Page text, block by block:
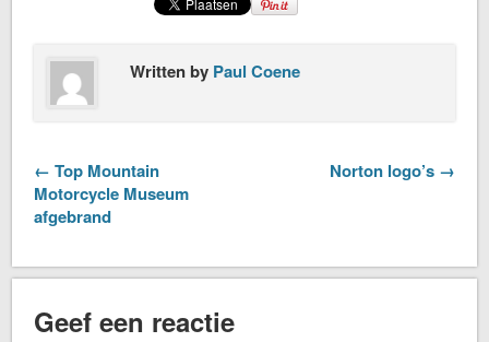
Written by Paul Coene
← Top Mountain
Motorcycle Museum
afgebrand
Norton logo’s →
Geef een reactie